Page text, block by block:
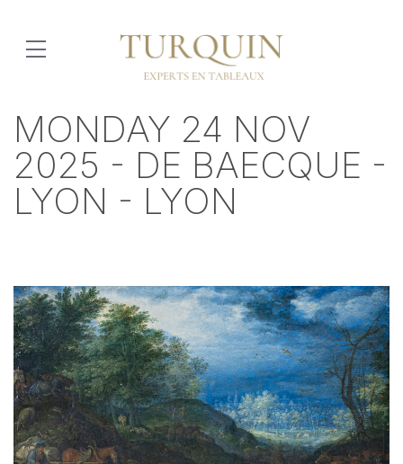
MONDAY 24 NOV
2025 - DE BAECQUE -
LYON - LYON